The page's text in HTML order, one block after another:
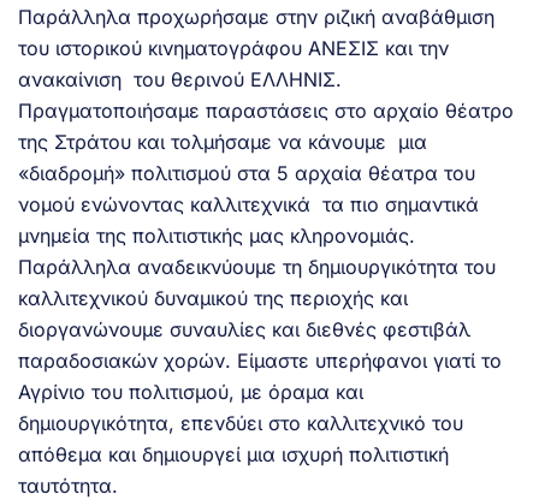
Παράλληλα προχωρήσαμε στην ριζική αναβάθμιση
του ιστορικού κινηματογράφου ΑΝΕΣΙΣ και την
ανακαίνιση του θερινού ΕΛΛΗΝΙΣ.
Πραγματοποιήσαμε παραστάσεις στο αρχαίο θέατρο
της Στράτου και τολμήσαμε να κάνουμε μια
«διαδρομή» πολιτισμού στα 5 αρχαία θέατρα του
νομού ενώνοντας καλλιτεχνικά τα πιο σημαντικά
μνημεία της πολιτιστικής μας κληρονομιάς.
Παράλληλα αναδεικνύουμε τη δημιουργικότητα του
καλλιτεχνικού δυναμικού της περιοχής και
διοργανώνουμε συναυλίες και διεθνές φεστιβάλ
παραδοσιακών χορών. Είμαστε υπερήφανοι γιατί το
Αγρίνιο του πολιτισμού, με όραμα και
δημιουργικότητα, επενδύει στο καλλιτεχνικό του
απόθεμα και δημιουργεί μια ισχυρή πολιτιστική
ταυτότητα.